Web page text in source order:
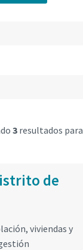
3 resultados para
de
viviendas y